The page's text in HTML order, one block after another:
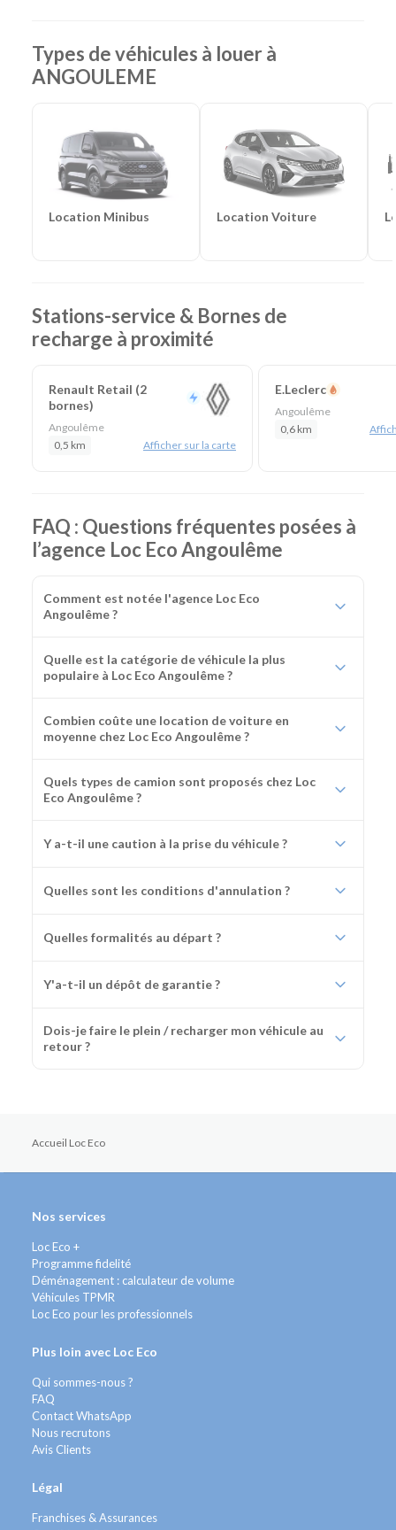
Frigorifiques- Véhicules de société -Camions de
chantier
Types de véhicules à louer à
ANGOULEME
Location Minibus Location Voiture
Stations-service & Bornes de
recharge à proximité
Renault Retail (2
bornes)
Angoulême
0,5 km
Afficher sur la carte
E.Leclerc
Angoulême
0,6 km
FAQ : Questions fréquentes posées à
l’agence Loc Eco Angoulême
Comment est notée l'agence Loc Eco
Angoulême ?
Quelle est la catégorie de véhicule la plus
populaire à Loc Eco Angoulême ?
Combien coûte une location de voiture en
moyenne chez Loc Eco Angoulême ?
Quels types de camion sont proposés chez Loc
Eco Angoulême ?
Y a-t-il une caution à la prise du véhicule ?
Quelles sont les conditions d'annulation ?
Quelles formalités au départ ?
Y'a-t-il un dépôt de garantie ?
Dois-je faire le plein / recharger mon véhicule au
retour ?
Accueil Loc Eco
Nos services
Loc Eco +
Programme fidelité
Déménagement : calculateur de volume
Véhicules TPMR
Loc Eco pour les professionnels
Plus loin avec Loc Eco
Qui sommes-nous ?
FAQ
Contact WhatsApp
Nous recrutons
Avis Clients
Légal
Franchises & Assurances